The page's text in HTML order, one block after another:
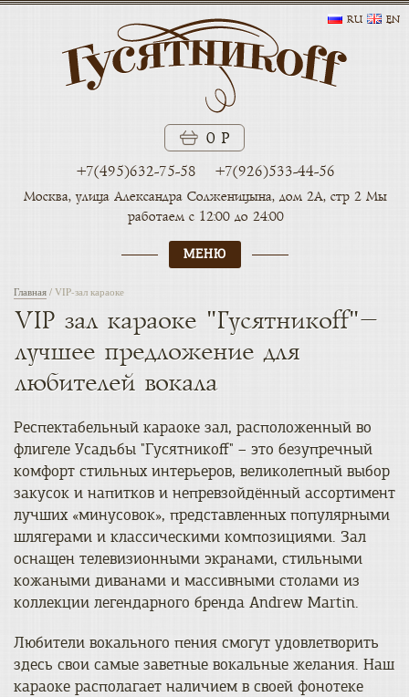
0 Р
+7(495)632-75-58 +7(926)533-44-56
RU EN
Москва, улица Александра Солженицына, дом 2А, стр 2Мы
работаем с 12:00 до 24:00
МЕНЮ
Главная / VIP-зал караоке
VIP зал караоке "Гусятникоff"–
лучшее предложение для
любителей вокала
Респектабельный караоке зал, расположенный во
флигеле Усадьбы "Гусятникоff" – это безупречный
комфорт стильных интерьеров, великолепный выбор
закусок и напитков и непревзойдённый ассортимент
лучших «минусовок», представленных популярными
шлягерами и классическими композициями. Зал
оснащен телевизионными экранами, стильными
кожаными диванами и массивными столами из
коллекции легендарного бренда Andrew Martin.
Любители вокального пения смогут удовлетворить
здесь свои самые заветные вокальные желания. Наш
караоке располагает наличием в своей фонотеке